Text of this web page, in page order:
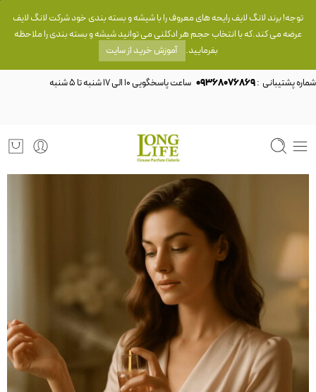
توجه! برند لانگ لایف رایحه های معروف را با شیشه و بسته بندی خود شرکت لانگ لایف
عرضه می کند.که با انتخاب حجم هر ادکلنی می توانید شیشه و بسته بندی را ملاحظه
بفرمایید. آموزش خرید از سایت
شماره پشتیبانی :09368076869